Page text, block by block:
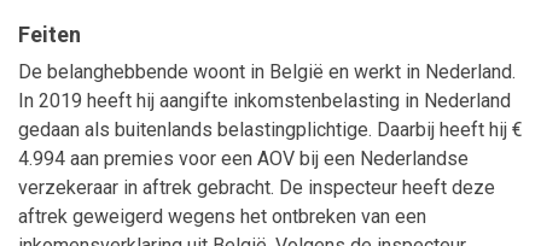
Feiten
De belanghebbende woont in België en werkt in Nederland.
In 2019 heeft hij aangifte inkomstenbelasting in Nederland
gedaan als buitenlands belastingplichtige. Daarbij heeft hij €
4.994 aan premies voor een AOV bij een Nederlandse
verzekeraar in aftrek gebracht. De inspecteur heeft deze
aftrek geweigerd wegens het ontbreken van een